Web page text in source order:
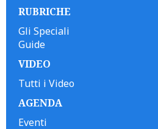
RUBRICHE
Gli Speciali
Guide
VIDEO
Tutti i Video
AGENDA
Eventi